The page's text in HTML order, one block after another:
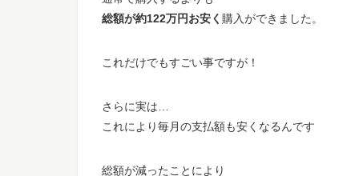
総額が約122万円お安く 購入ができました。
これだけでもすごい事ですが！
さらに実は…
これにより毎月の支払額も安くなるんです
総額が減ったことにより